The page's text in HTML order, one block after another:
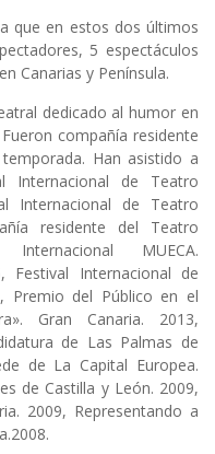
que en estos dos últimos
5 espectáculos
Canarias y Península.
dedicado al humor en
compañía residente
Han asistido a
Internacional de Teatro
Internacional de Teatro
residente del Teatro
MUECA.
Festival Internacional de
Premio del Público en el
Gran Canaria. 2013,
de Las Palmas de
de La Capital Europea.
de Castilla y León. 2009,
2009, Representando a